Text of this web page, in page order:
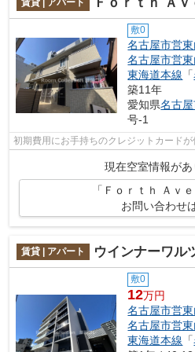
賃貸 | アパート
敷0
名古屋市営
名古屋市営
東海道本線 「
築11年
愛知県名古
号-1
初期費用にお手持ちのクレジットカードが
現在空室情報があ
「Ｆｏｒｔｈ Ａｖ
お問い合わせ
賃貸 | アパート ウインナーワル
敷0
12万円
名古屋市営
名古屋市営
東海道本線 「